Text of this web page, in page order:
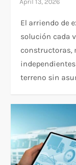
El arriendo de
solución cada
constructoras,
terreno sin